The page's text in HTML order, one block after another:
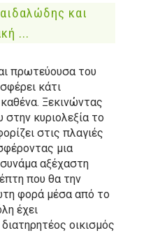
και
...
πρωτεύουσα του
κάτι
Ξεκινώντας
στην κυριολεξία το
στις πλαγιές
μια
αξέχαστη
που θα την
φορά μέσα από το
έχει
οικισμός